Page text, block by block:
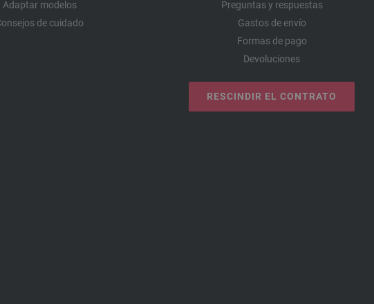
Adaptar modelos
de cuidado
Preguntas y respuestas
Gastos de envío
Formas de pago
Devoluciones
RESCINDIR EL CONTRATO